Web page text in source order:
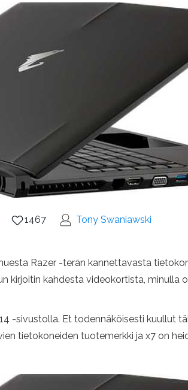
1467 Tony Swaniawski
Razer -terän kannettavasta
kirjoitin kahdesta videokortista, minulla
-sivustolla. Et todennäköisesti kuullut
tietokoneiden tuotemerkki ja x7 on